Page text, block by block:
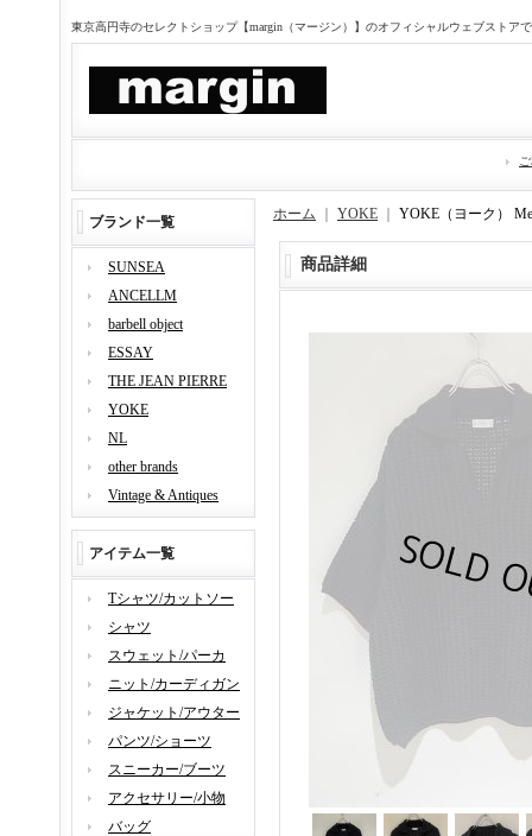
東京高円寺のセレクトショップ【margin（マージン）】のオフィシャルウェブストア
ブランド一覧
SUNSEA
ANCELLM
barbell object
ESSAY
THE JEAN PIERRE
YOKE
NL
other brands
Vintage & Antiques
アイテム一覧
Tシャツ/カットソー
シャツ
スウェット/パーカ
ニット/カーディガン
ジャケット/アウター
パンツ/ショーツ
スニーカー/ブーツ
アクセサリー/小物
バッグ
ホーム YOKE YOKE（ヨーク）
商品詳細